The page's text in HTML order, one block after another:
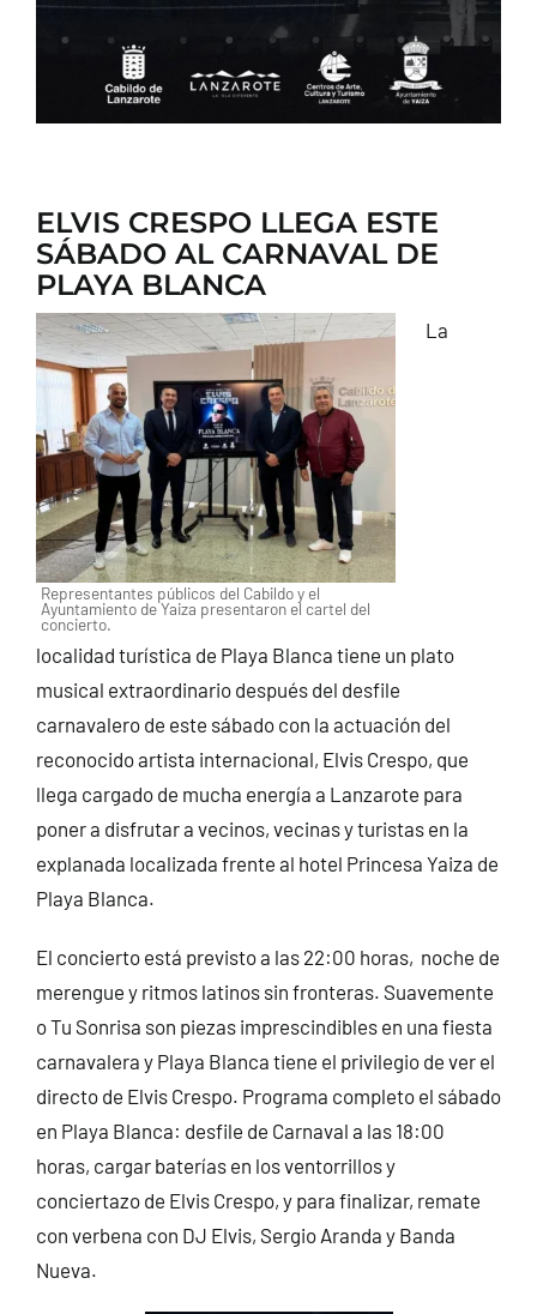
ELVIS CRESPO LLEGA ESTE
SÁBADO AL CARNAVAL DE
PLAYA BLANCA
Representantes públicos del Cabildo y el
Ayuntamiento de Yaiza presentaron el cartel del
concierto.
La
localidad turística de Playa Blanca tiene un plato
musical extraordinario después del desfile
carnavalero de este sábado con la actuación del
reconocido artista internacional, Elvis Crespo, que
llega cargado de mucha energía a Lanzarote para
poner a disfrutar a vecinos, vecinas y turistas en la
explanada localizada frente al hotel Princesa Yaiza de
Playa Blanca.
El concierto está previsto a las 22:00 horas, noche de
merengue y ritmos latinos sin fronteras. Suavemente
o Tu Sonrisa son piezas imprescindibles en una fiesta
carnavalera y Playa Blanca tiene el privilegio de ver el
directo de Elvis Crespo. Programa completo el sábado
en Playa Blanca: desfile de Carnaval a las 18:00
horas, cargar baterías en los ventorrillos y
conciertazo de Elvis Crespo, y para finalizar, remate
con verbena con DJ Elvis, Sergio Aranda y Banda
Nueva.